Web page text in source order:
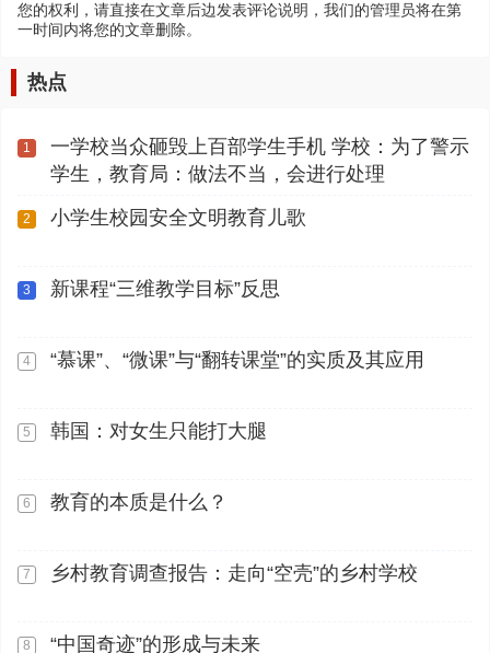
您的权利，请直接在文章后边发表评论说明，我们的管理员将在第
一时间内将您的文章删除。
热点
1
一学校当众砸毁上百部学生手机 学校：为了警示
学生，教育局：做法不当，会进行处理
2 小学生校园安全文明教育儿歌
3 新课程“三维教学目标”反思
4 “慕课”、“微课”与“翻转课堂”的实质及其应用
5 韩国：对女生只能打大腿
6 教育的本质是什么？
7 乡村教育调查报告：走向“空壳”的乡村学校
8 “中国奇迹”的形成与未来